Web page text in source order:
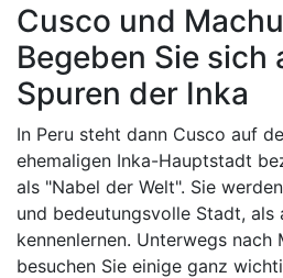
Cusco und
Begeben Sie sich
Spuren der Inka
In Peru steht dann Cusco auf
ehemaligen Inka-Hauptstadt
als "Nabel der Welt". Sie
und bedeutungsvolle Stadt, als
kennenlernen. Unterwegs nach
besuchen Sie einige ganz